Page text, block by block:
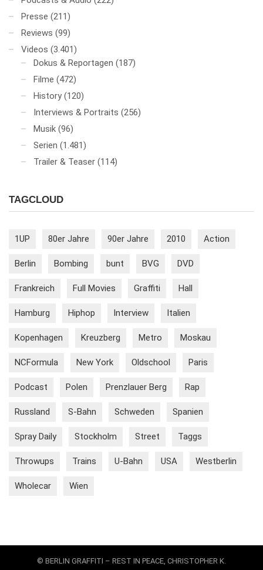
Presse (211)
Reviews (99)
Videos (3.401)
Dokus & Reportagen (187)
Filme (472)
History (120)
Interviews & Portraits (256)
Musik (96)
Serien (1.481)
Trailer & Teaser (114)
TAGCLOUD
1UP 80er Jahre 90er Jahre 2010 Action
Berlin Bombing bunt BVG DVD
Frankreich Full Movies Graffiti Hall
Hamburg Hiphop Interview Italien
Kopenhagen Kreuzberg Metro Moskau
NCFormula New York Oldschool Paris
Podcast Polen Prenzlauer Berg Rap
Russland S-Bahn Schweden Spanien
Spray Daily Stockholm Street Taggs
Throwups Trains U-Bahn USA Westberlin
Wholecar Wien
© BERLIN GRAFFITI – REST IN PEACE, CHRISTOPHER K.